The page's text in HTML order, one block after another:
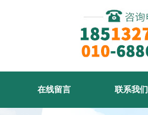
在线留言 联系我们